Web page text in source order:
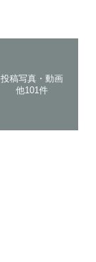
投稿写真・動画
他101件